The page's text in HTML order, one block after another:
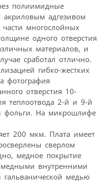
полиимидные
акриловым адгезивом
части многослойных
одного отверстия
материалов, и
сработал отлично.
гибко-жестких
фотография
отверстия 10-
теплоотвода 2-й и 9-й
фольги. На микрошлифе
200 мкм. Плата имеет
сверлом
медное покрытие
внутренними
медью